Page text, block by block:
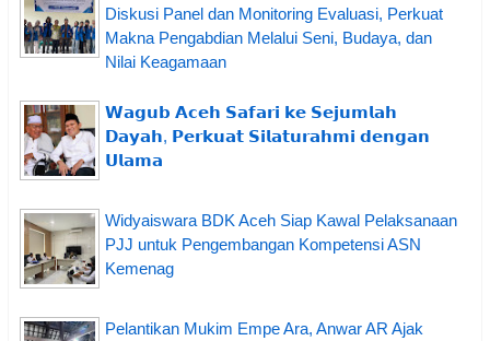
Diskusi Panel dan Monitoring Evaluasi, Perkuat
Makna Pengabdian Melalui Seni, Budaya, dan
Nilai Keagamaan
𝗪𝗮𝗴𝘂𝗯 𝗔𝗰𝗲𝗵 𝗦𝗮𝗳𝗮𝗿𝗶 𝗸𝗲 𝗦𝗲𝗷𝘂𝗺𝗹𝗮𝗵
𝗗𝗮𝘆𝗮𝗵, 𝗣𝗲𝗿𝗸𝘂𝗮𝘁 𝗦𝗶𝗹𝗮𝘁𝘂𝗿𝗮𝗵𝗺𝗶 𝗱𝗲𝗻𝗴𝗮𝗻
𝗨𝗹𝗮𝗺𝗮
Widyaiswara BDK Aceh Siap Kawal Pelaksanaan
PJJ untuk Pengembangan Kompetensi ASN
Kemenag
Pelantikan Mukim Empe Ara, Anwar AR Ajak